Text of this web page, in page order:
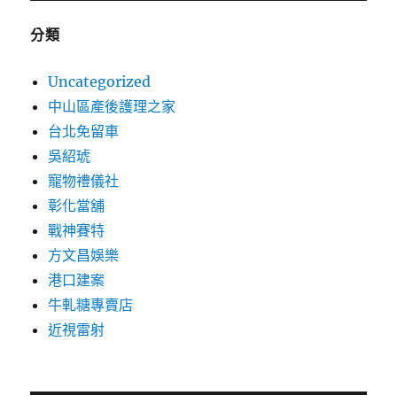
分類
Uncategorized
中山區產後護理之家
台北免留車
吳紹琥
寵物禮儀社
彰化當舖
戰神賽特
方文昌娛樂
港口建案
牛軋糖專賣店
近視雷射